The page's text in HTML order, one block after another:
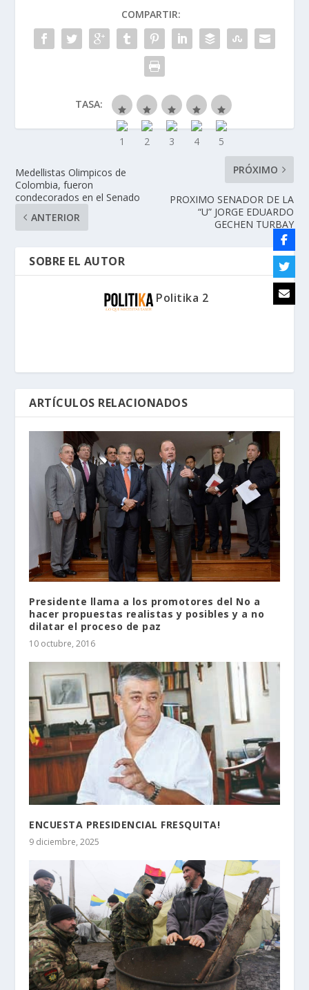
COMPARTIR:
TASA:
Medellistas Olimpicos de
Colombia, fueron
condecorados en el Senado
ANTERIOR
PRÓXIMO
PROXIMO SENADOR DE LA
“U” JORGE EDUARDO
GECHEN TURBAY
SOBRE EL AUTOR
Politika 2
ARTÍCULOS RELACIONADOS
Presidente llama a los promotores del No a
hacer propuestas realistas y posibles y a no
dilatar el proceso de paz
10 octubre, 2016
ENCUESTA PRESIDENCIAL FRESQUITA!
9 diciembre, 2025